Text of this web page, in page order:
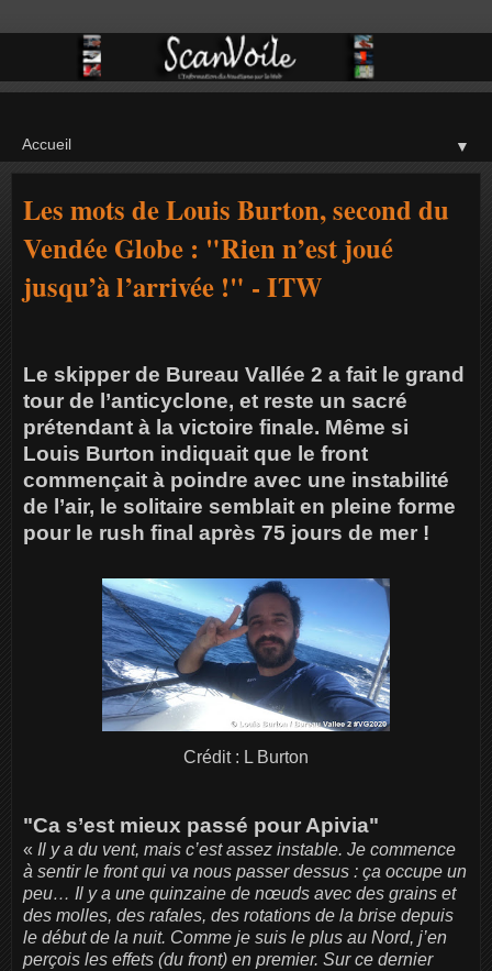
▼
Les mots de Louis Burton, second du
Vendée Globe : "Rien n’est joué
jusqu’à l’arrivée !" - ITW
Le skipper de Bureau Vallée 2 a fait le grand
tour de l’anticyclone, et reste un sacré
prétendant à la victoire finale. Même si
Louis Burton indiquait que le front
commençait à poindre avec une instabilité
de l’air, le solitaire semblait en pleine forme
pour le rush final après 75 jours de mer !
Crédit : L Burton
"Ca s’est mieux passé pour Apivia"
« Il y a du vent, mais c’est assez instable. Je commence
à sentir le front qui va nous passer dessus : ça occupe un
peu… Il y a une quinzaine de nœuds avec des grains et
des molles, des rafales, des rotations de la brise depuis
le début de la nuit. Comme je suis le plus au Nord, j’en
perçois les effets (du front) en premier. Sur ce dernier